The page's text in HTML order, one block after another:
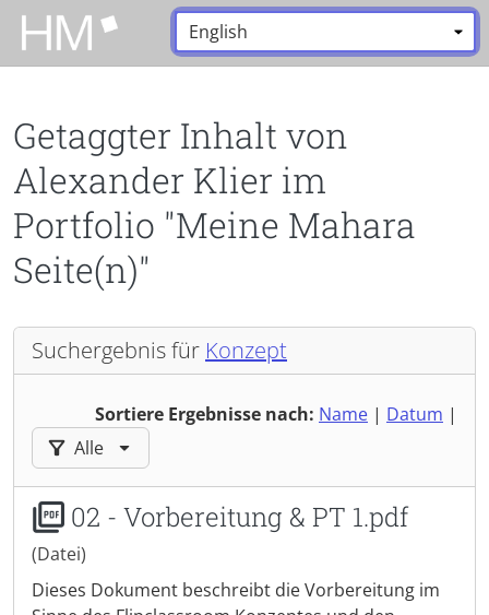
Zum Hauptinhalt zurückspringen
Sprache:
Getaggter Inhalt von
Alexander Klier im
Portfolio "Meine Mahara
Seite(n)"
Suchergebnis für Konzept
Sortiere Ergebnisse nach: Name | Datum |
Ergebnisse filtern nach:
Alle
02 - Vorbereitung & PT 1.pdf
(Datei)
Dieses Dokument beschreibt die Vorbereitung im